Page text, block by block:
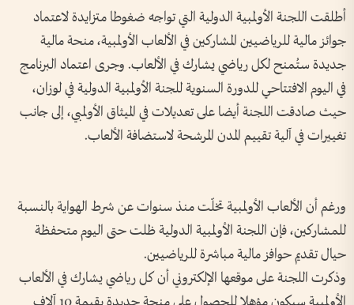
أطلقت اللجنة الأولمبية الدولية التي تواجه ضغوطا متزايدة لاعتماد
جوائز مالية للرياضيين المشاركين في الألعاب الأولمبية، منحة مالية
جديدة ستُمنح لكل رياضي يشارك في الألعاب. وجرى اعتماد البرنامج
في اليوم الافتتاحي للدورة السنوية للجنة الأولمبية الدولية في لوزان،
حيث صادقت اللجنة أيضا على تعديلات في الميثاق الأولمبي، إلى جانب
تغييرات في آلية تقييم المدن المرشحة لاستضافة الألعاب.
ورغم أن الألعاب الأولمبية تخلّت منذ سنوات عن شرط الهواية بالنسبة
للمشاركين، فإن اللجنة الأولمبية الدولية ظلت حتى اليوم متحفظة
حيال تقديم حوافز مالية مباشرة للرياضيين.
وذكرت اللجنة على موقعها الإلكتروني أن كل رياضي يشارك في الألعاب